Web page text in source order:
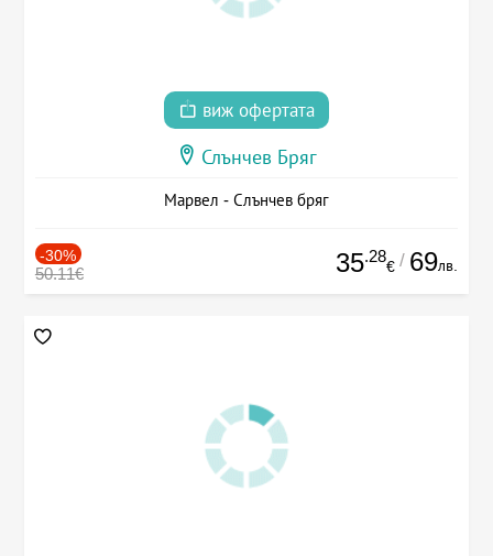
виж офертата
Слънчев Бряг
Марвел - Слънчев бряг
-30%
50.11€ 35.28
€ / 69лв.